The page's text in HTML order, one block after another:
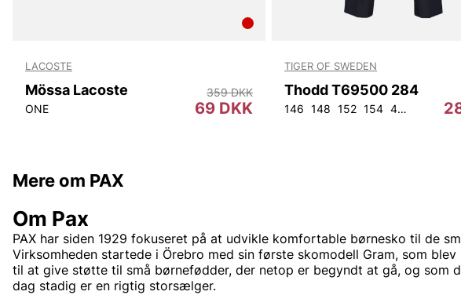
LACOSTE
Mössa Lacoste
ONE 69 DKK
359 DKK
TIGER OF SWEDEN
Thodd T69500 284
146 148 152 154 44 48
Mere om PAX
Om Pax
PAX har siden 1929 fokuseret på at udvikle komfortable børnesko til de
Virksomheden startede i Örebro med sin første skomodell Gram, som blev
til at give støtte til små børnefødder, der netop er begyndt at gå, og som
dag stadig er en rigtig storsælger.